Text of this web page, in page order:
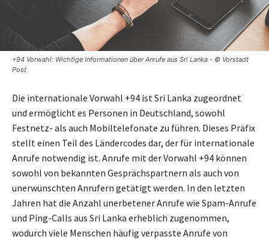
+94 Vorwahl: Wichtige Informationen über Anrufe aus Sri Lanka - © Vorstadt
Post
Die internationale Vorwahl +94 ist Sri Lanka zugeordnet
und ermöglicht es Personen in Deutschland, sowohl
Festnetz- als auch Mobiltelefonate zu führen. Dieses Präfix
stellt einen Teil des Ländercodes dar, der für internationale
Anrufe notwendig ist. Anrufe mit der Vorwahl +94 können
sowohl von bekannten Gesprächspartnern als auch von
unerwünschten Anrufern getätigt werden. In den letzten
Jahren hat die Anzahl unerbetener Anrufe wie Spam-Anrufe
und Ping-Calls aus Sri Lanka erheblich zugenommen,
wodurch viele Menschen häufig verpasste Anrufe von